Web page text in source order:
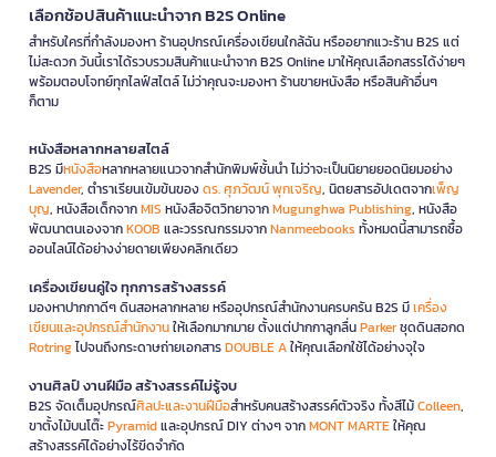
เลือกช้อปสินค้าแนะนำจาก B2S Online
สำหรับใครที่กำลังมองหา ร้านอุปกรณ์เครื่องเขียนใกล้ฉัน หรืออยากแวะร้าน B2S แต่
ไม่สะดวก วันนี้เราได้รวบรวมสินค้าแนะนำจาก B2S Online มาให้คุณเลือกสรรได้ง่ายๆ
พร้อมตอบโจทย์ทุกไลฟ์สไตล์ ไม่ว่าคุณจะมองหา ร้านขายหนังสือ หรือสินค้าอื่นๆ
ก็ตาม
หนังสือหลากหลายสไตล์
B2S มีหนังสือหลากหลายแนวจากสำนักพิมพ์ชั้นนำ ไม่ว่าจะเป็นนิยายยอดนิยมอย่าง
Lavender, ตำราเรียนเข้มข้นของดร. ศุภวัฒน์ พุกเจริญ, นิตยสารอัปเดตจากเพ็ญ
บุญ, หนังสือเด็กจากMIS หนังสือจิตวิทยาจากMugunghwa Publishing, หนังสือ
พัฒนาตนเองจากKOOB และวรรณกรรมจากNanmeebooks ทั้งหมดนี้สามารถซื้อ
ออนไลน์ได้อย่างง่ายดายเพียงคลิกเดียว
เครื่องเขียนคู่ใจ ทุกการสร้างสรรค์
มองหาปากกาดีๆ ดินสอหลากหลาย หรืออุปกรณ์สำนักงานครบครัน B2S มีเครื่อง
เขียนและอุปกรณ์สำนักงานให้เลือกมากมาย ตั้งแต่ปากกาลูกลื่นParkerชุดดินสอกด
Rotringไปจนถึงกระดาษถ่ายเอกสารDOUBLE Aให้คุณเลือกใช้ได้อย่างจุใจ
งานศิลป์ งานฝีมือ สร้างสรรค์ไม่รู้จบ
B2S จัดเต็มอุปกรณ์ศิลปะและงานฝีมือสำหรับคนสร้างสรรค์ตัวจริง ทั้งสีไม้Colleen,
ขาตั้งไม้บนโต๊ะPyramidและอุปกรณ์ DIY ต่างๆ จากMONT MARTEให้คุณ
สร้างสรรค์ได้อย่างไร้ขีดจำกัด